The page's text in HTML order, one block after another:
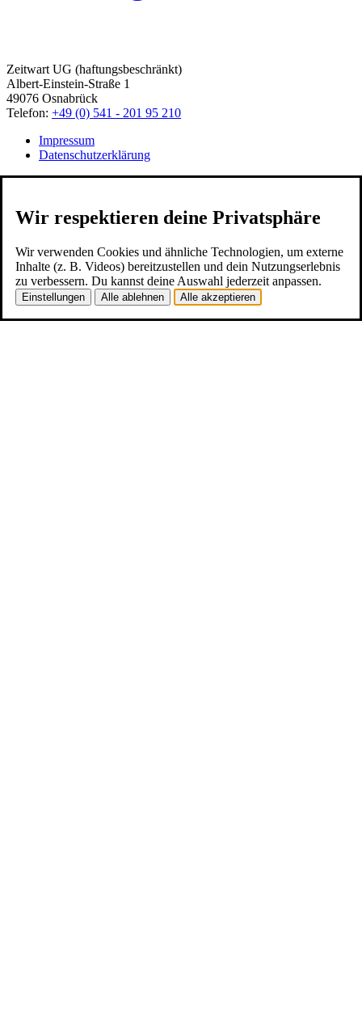
Zeitwart UG (haftungsbeschränkt)
Albert-Einstein-Straße 1
49076 Osnabrück
Telefon: +49 (0) 541 - 201 95 210
Impressum
Datenschutzerklärung
Wir respektieren deine Privatsphäre
Wir verwenden Cookies und ähnliche Technologien, um externe
Inhalte (z. B. Videos) bereitzustellen und dein Nutzungserlebnis
zu verbessern. Du kannst deine Auswahl jederzeit anpassen.
Einstellungen Alle ablehnen Alle akzeptieren